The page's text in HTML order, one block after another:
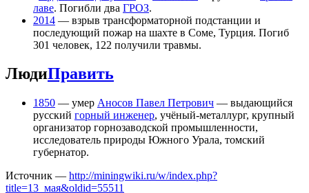
лаве. Погибли два ГРОЗ.
2014 — взрыв трансформаторной подстанции и
последующий пожар на шахте в Соме, Турция. Погиб
301 человек, 122 получили травмы.
ЛюдиПравить
1850 — умер Аносов Павел Петрович — выдающийся
русский горный инженер, учёный-металлург, крупный
организатор горнозаводской промышленности,
исследователь природы Южного Урала, томский
губернатор.
Источник — http://miningwiki.ru/w/index.php?
title=13_мая&oldid=55511